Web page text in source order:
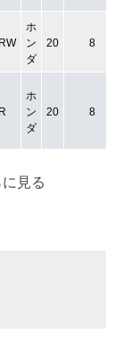
ホ
ン
ダ
20 8
ホ
ン
ダ
20 8
に見る